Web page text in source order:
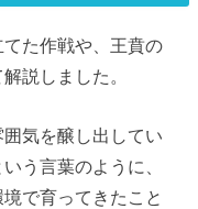
た作戦や、王賁の
説しました。
気を醸し出してい
う言葉のように、
で育ってきたこと